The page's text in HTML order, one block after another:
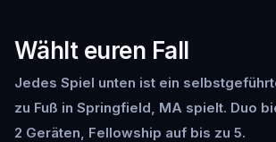
Wählt euren Fall
Jedes Spiel unten ist ein
zu Fuß in Springfield, MA spielt. Duo
2 Geräten, Fellowship auf bis zu 5.